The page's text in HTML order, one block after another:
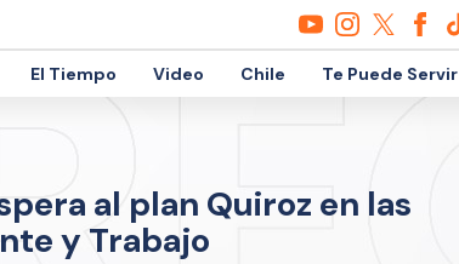
El Tiempo Video Chile Te Puede Servir
al plan Quiroz en las
y Trabajo